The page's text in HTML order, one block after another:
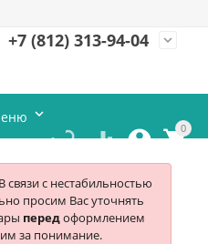
+7 (812) 313-94-04 expand_more
0


 

В связи с нестабильностью
просим Вас уточнять
передоформлением
за понимание.